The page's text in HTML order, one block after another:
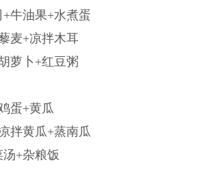
牛油果+水煮蛋
麦+凉拌木耳
萝卜+红豆粥
蛋+黄瓜
拌黄瓜+蒸南瓜
+杂粮饭